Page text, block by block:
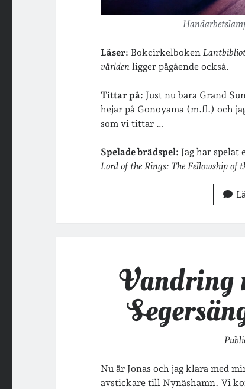
Läser: Bokcirkelboken
världen ligger pågående också.
Tittar på: Just nu bara Grand
hejar på Gonoyama (m.fl.) och
som vi tittar …
Spelade brädspel: Jag har spelat
Lord of the Rings: The Fellowship
Vandring
Nu är Jonas och jag klara med
avstickare till Nynäshamn. Vi